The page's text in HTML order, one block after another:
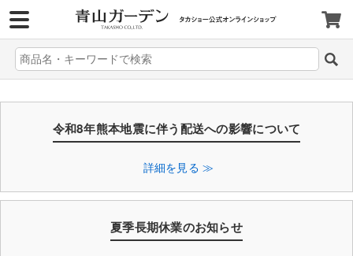
令和8年熊本地震に伴う配送への影響について
詳細を見る ≫
夏季長期休業のお知らせ
ホーム 折りたたみチェアー